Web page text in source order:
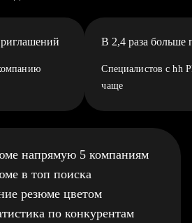
В 2,4 раза больше
Специалистов с hh
чаще
напрямую 5 компаниям
в топ поиска
резюме цветом
по конкурентам